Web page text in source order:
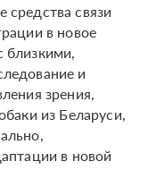
связи
в новое
близкими,
и
зрения,
из Беларуси,
в новой